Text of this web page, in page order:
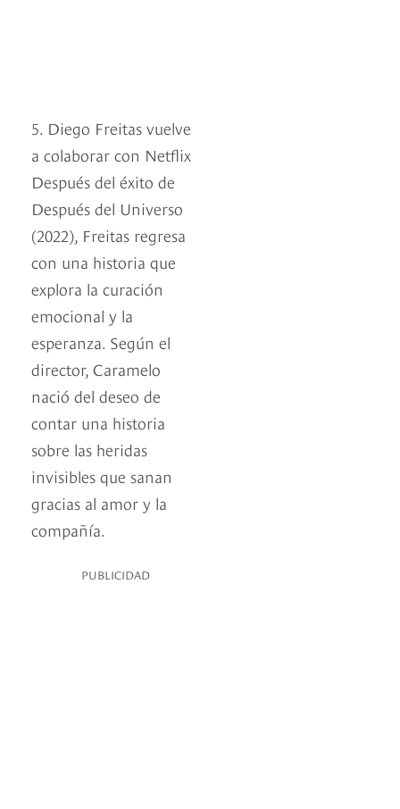
5. Diego Freitas vuelve
a colaborar con Netflix
Después del éxito de
Después del Universo
(2022), Freitas regresa
con una historia que
explora la curación
emocional y la
esperanza. Según el
director, Caramelo
nació del deseo de
contar una historia
sobre las heridas
invisibles que sanan
gracias al amor y la
compañía.
PUBLICIDAD